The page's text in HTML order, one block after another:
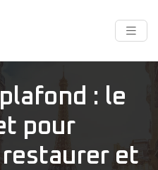
: le
pour
et